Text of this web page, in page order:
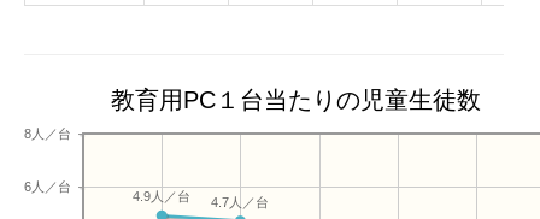
バーも募集して、新体制で
加をお待ちしています。
教育用PC１台当たりの児童生徒数
6人／台
8人／台
4.7人／台
4.9人／台